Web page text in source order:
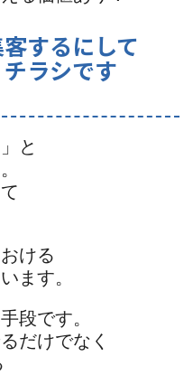
するにして
ラシです
と
ける
ます。
段です。
だけでなく